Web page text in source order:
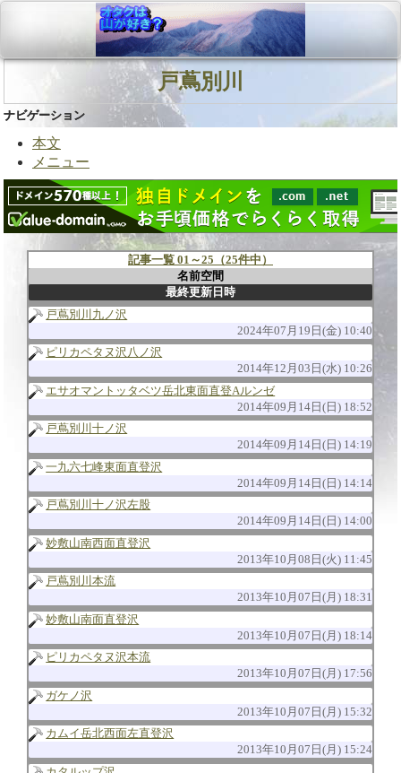
戸蔦別川
ナビゲーション
本文
メニュー
記事一覧 01～25（25件中）
名前空間
最終更新日時
戸蔦別川九ノ沢
2024年07月19日(金) 10:40
ピリカペタヌ沢八ノ沢
2014年12月03日(水) 10:26
エサオマントッタベツ岳北東面直登Aルンゼ
2014年09月14日(日) 18:52
戸蔦別川十ノ沢
2014年09月14日(日) 14:19
一九六七峰東面直登沢
2014年09月14日(日) 14:14
戸蔦別川十ノ沢左股
2014年09月14日(日) 14:00
妙敷山南西面直登沢
2013年10月08日(火) 11:45
戸蔦別川本流
2013年10月07日(月) 18:31
妙敷山南面直登沢
2013年10月07日(月) 18:14
ピリカペタヌ沢本流
2013年10月07日(月) 17:56
ガケノ沢
2013年10月07日(月) 15:32
カムイ岳北西面左直登沢
2013年10月07日(月) 15:24